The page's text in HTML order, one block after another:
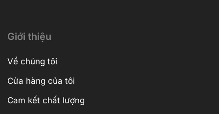
Giới thiệu
Về chúng tôi
Cửa hàng của tôi
Cam kết chất lượng